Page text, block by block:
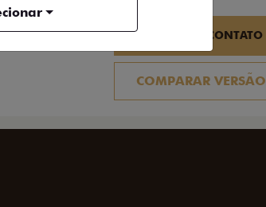
ENTRAR EM CONTATO
COMPARAR VERSÃO